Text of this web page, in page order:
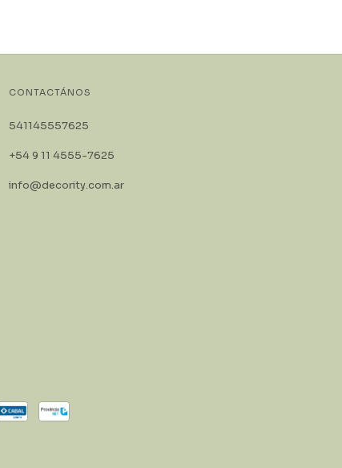
CONTACTÁNOS
541145557625
+54 9 11 4555-7625
info@decority.com.ar